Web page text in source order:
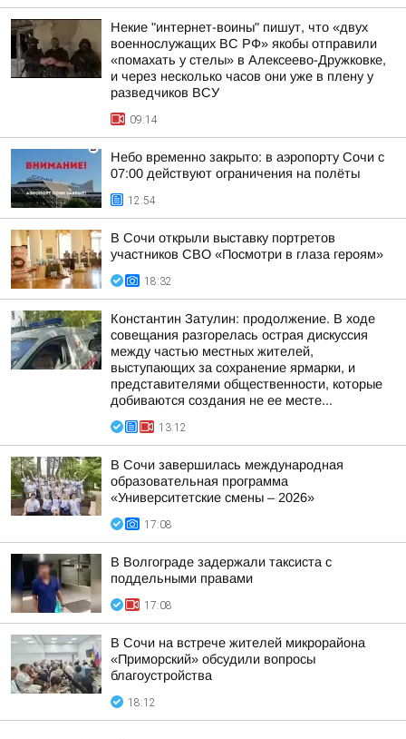
Некие "интернет-воины" пишут, что «двух
военнослужащих ВС РФ» якобы отправили
«помахать у стелы» в Алексеево-Дружковке,
и через несколько часов они уже в плену у
разведчиков ВСУ
09:14
Небо временно закрыто: в аэропорту Сочи с
07:00 действуют ограничения на полёты
12:54
В Сочи открыли выставку портретов
участников СВО «Посмотри в глаза героям»
18:32
Константин Затулин: продолжение. В ходе
совещания разгорелась острая дискуссия
между частью местных жителей,
выступающих за сохранение ярмарки, и
представителями общественности, которые
добиваются создания не ее месте...
13:12
В Сочи завершилась международная
образовательная программа
«Университетские смены – 2026»
17:08
В Волгограде задержали таксиста с
поддельными правами
17:08
В Сочи на встрече жителей микрорайона
«Приморский» обсудили вопросы
благоустройства
18:12